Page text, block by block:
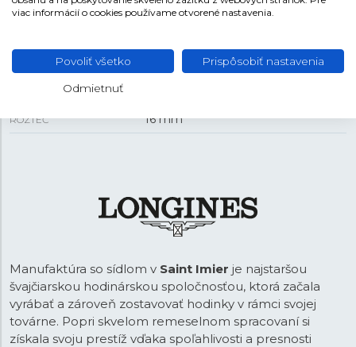
REMIENOK
FARBA REMIENKA
ROZTEČ 16 mm
Manufaktúra so sídlom v Saint Imier je najstaršou
švajčiarskou hodinárskou spoločnosťou, ktorá začala
vyrábať a zároveň zostavovať hodinky v rámci svojej
továrne. Popri skvelom remeselnom spracovaní si
získala svoju prestíž vďaka spoľahlivosti a presnosti
viac informácií o cookies používame otvorené nastavenia.
Povoliť všetko Prispôsobiť nastavenia
Odmietnuť